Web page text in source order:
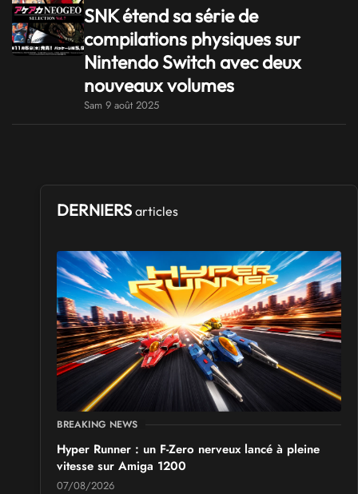
SNK étend sa série de
compilations physiques sur
Nintendo Switch avec deux
nouveaux volumes
Sam 9 août 2025
DERNIERS articles
BREAKING NEWS
Hyper Runner : un F-Zero nerveux lancé à pleine
vitesse sur Amiga 1200
07/08/2026